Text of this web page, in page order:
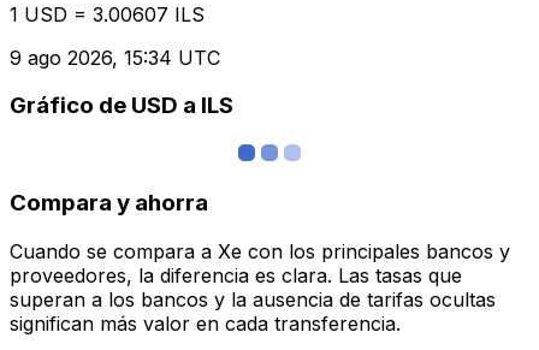
1 USD = 3.00607 ILS
9 ago 2026, 15:34 UTC
Gráfico de USD a ILS
Compara y ahorra
Cuando se compara a Xe con los principales bancos y
proveedores, la diferencia es clara. Las tasas que
superan a los bancos y la ausencia de tarifas ocultas
significan más valor en cada transferencia.